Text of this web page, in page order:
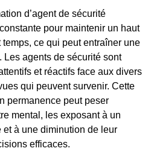
d’agent de sécurité
pour maintenir un haut
ce qui peut entraîner une
Les agents de sécurité sont
et réactifs face aux divers
qui peuvent survenir. Cette
permanence peut peser
mental, les exposant à un
à une diminution de leur
efficaces.